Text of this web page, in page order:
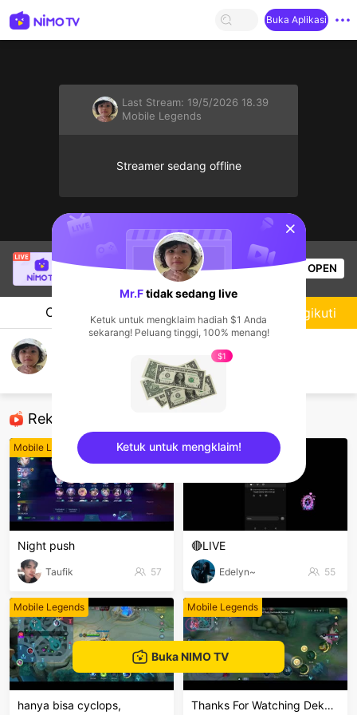
Buka Aplikasi
Last Stream: 19/5/2026 18.39
Mobile Legends
Streamer sedang offline
Christine Eunminsedang siaran langsung!
Mobile Legends
52 Penonton OPEN
Chat Streamer
Rekomendasi
Mobile Legends
Night push
Taufik 57
Mobile Legends
🔴LIVE
Edelyn~ 55
Mobile Legends
hanya bisa cyclops,
Mobile Legends
Thanks For Watching Dekkeng🙏🙏
Mengikuti
Buka NIMO TV
sentinelStart
Mr.Ftidak sedang live
Ketuk untuk mengklaim hadiah $1 Anda
sekarang! Peluang tinggi, 100% menang!
$1
Ketuk untuk mengklaim!
sentinelEnd